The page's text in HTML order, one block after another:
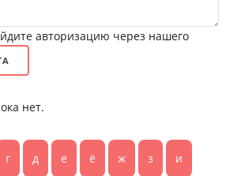
авторизацию через нашего
нет.
г д е ё ж з и